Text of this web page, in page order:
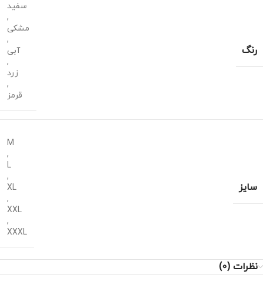
رنگ
سفید
,
مشکی
,
آبی
,
زرد
,
قرمز
سایز
M
,
L
,
XL
,
XXL
,
XXXL
نظرات (0)